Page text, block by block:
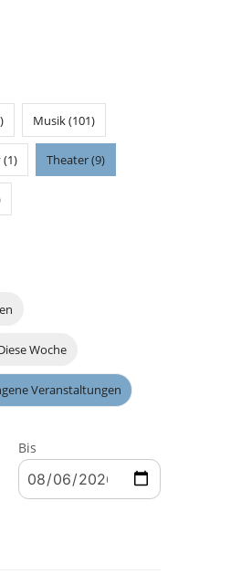
Musik (101)
(1) Theater (9)
Woche
Veranstaltungen
Bis